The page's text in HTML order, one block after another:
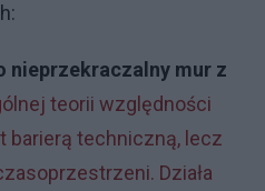
nieprzekraczalny mur z
teorii względności
barierą techniczną, lecz
Działa